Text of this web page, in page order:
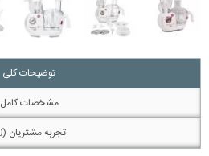
توضیحات کلی
مشخصات کامل
تجربه مشتریان (0)